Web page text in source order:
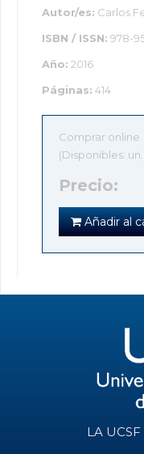
Autor/es: Carlos
ISBN / ISSN: 978-
Año: 2016
Páginas: 414
Comprar online
(Disponibles:
Precio:
Añadir al
LA UCSF